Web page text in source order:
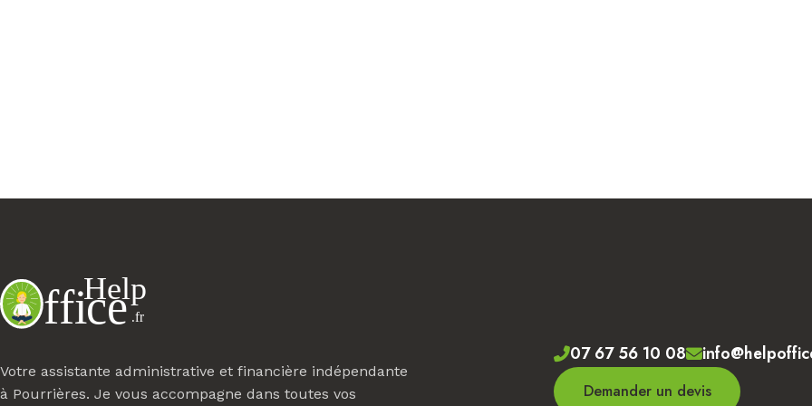
Votre assistante administrative et financière indépendante
à Pourrières. Je vous accompagne dans toutes vos
07 67 56 10 08
Demander un devis